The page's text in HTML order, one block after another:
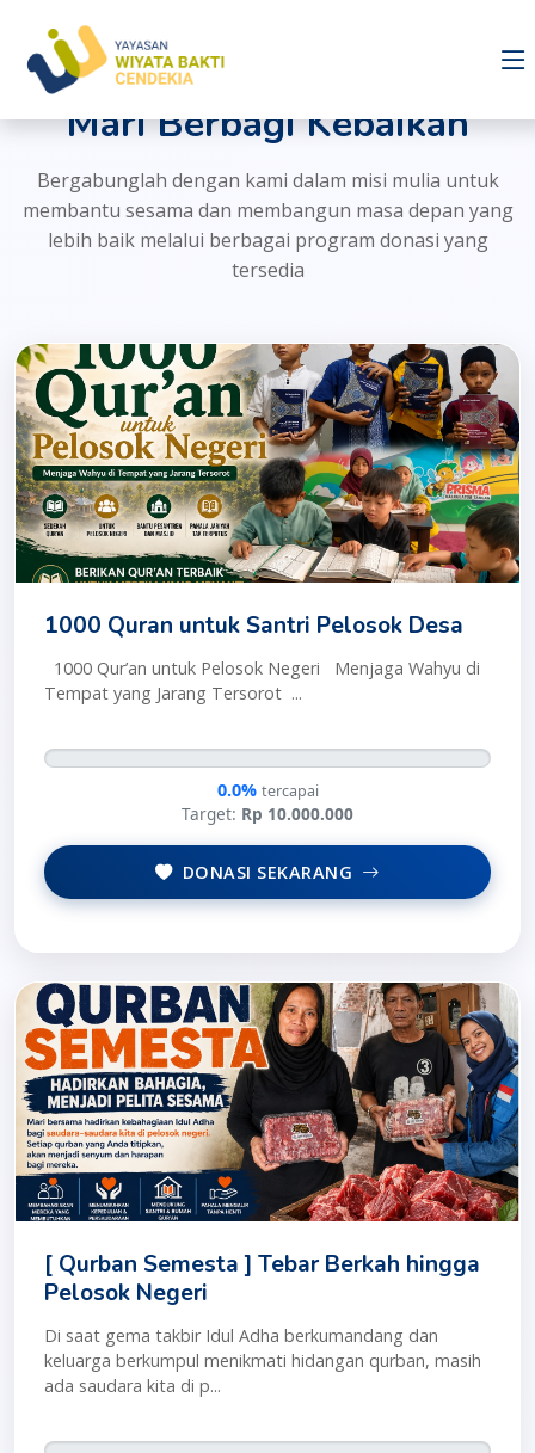
Program Donasi
Mari Berbagi Kebaikan
Bergabunglah dengan kami dalam misi mulia untuk
membantu sesama dan membangun masa depan yang
lebih baik melalui berbagai program donasi yang
tersedia
1000 Quran untuk Santri Pelosok Desa
Tempat yang Jarang Tersorot ...
0.0% tercapai
Target: Rp 10.000.000
DONASI SEKARANG
[ Qurban Semesta ] Tebar Berkah hingga
Pelosok Negeri
Di saat gema takbir Idul Adha berkumandang dan
keluarga berkumpul menikmati hidangan qurban, masih
ada saudara kita di p...